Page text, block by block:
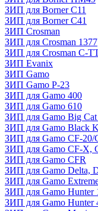
ЗИП для Borner С11
ЗИП для Borner С41
ЗИП Crosman
ЗИП для Crosman 1377
ЗИП для Crosman C-
ЗИП Evanix
ЗИП Gamo
ЗИП Gamo P-23
ЗИП для Gamo 400
ЗИП для Gamo 610
ЗИП для Gamo Big Cat
ЗИП для Gamo Black
ЗИП для Gamo CF-20/
ЗИП для Gamo CF-X,
ЗИП для Gamo CFR
ЗИП для Gamo Delta,
ЗИП для Gamo
ЗИП для Gamo Hunter
ЗИП для Gamo Hunter